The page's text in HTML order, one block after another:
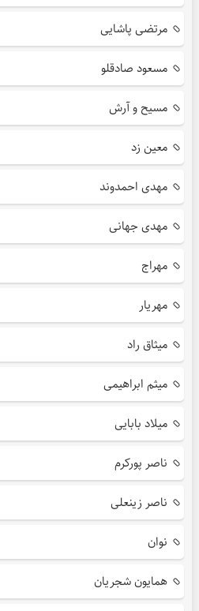
مرتضی پاشایی
مسعود صادقلو
مسیح و آرش
معین زد
مهدی احمدوند
مهدی جهانی
مهراج
مهریار
میثاق راد
میثم ابراهیمی
میلاد بابایی
ناصر پورکرم
ناصر زینعلی
نوان
همایون شجریان